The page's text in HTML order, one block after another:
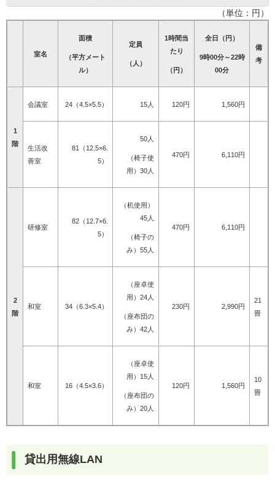
（単位：円）
室名
面積
（平方メート
ル）
定員
（人）
1時間当
たり
（円）
全日（円）
9時00分～22時
00分
備
考
1
階
会議室 24（4.5×5.5） 15人 120円 1,560円
生活改
善室
81（12.5×6.
5）
50人
（椅子使
用）30人
470円 6,110円
2
階
研修室
82（12.7×6.
5）
（机使用）
45人
（椅子の
み）55人
470円 6,110円
和室 34（6.3×5.4）
（座卓使
用）24人
（座布団の
み）42人
230円 2,990円
21
畳
和室 16（4.5×3.6）
（座卓使
用）15人
（座布団の
み）20人
120円 1,560円
10
畳
貸出用無線LAN